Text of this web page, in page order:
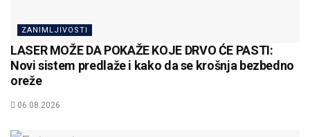
ZANIMLJIVOSTI
LASER MOŽE DA POKAŽE KOJE DRVO ĆE PASTI:
Novi sistem predlaže i kako da se krošnja bezbedno
oreže
06.08.2026